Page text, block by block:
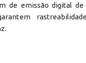
de emissão digital